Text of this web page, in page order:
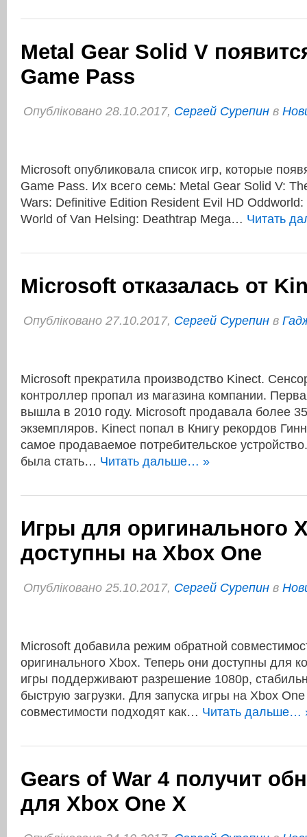
Metal Gear Solid V
Game Pass
Опубліковано 28.10.2017, Сергей Сурепин в
Microsoft опубликовала список игр, которые
Game Pass. Их всего семь: Metal Gear Solid V:
Wars: Definitive Edition Resident Evil HD Oddworld:
World of Van Helsing: Deathtrap Mega… Читать
Microsoft отказалась от
Опубліковано 27.10.2017, Сергей Сурепин в
Microsoft прекратила производство Kinect.
контроллер пропал из магазина компании.
вышла в 2010 году. Microsoft продавала более
экземпляров. Kinect попал в Книгу рекордов
самое продаваемое потребительское
была стать… Читать дальше… »
Игры для оригинального
доступны на Xbox One
Опубліковано 25.10.2017, Сергей Сурепин в
Microsoft добавила режим обратной
оригинального Xbox. Теперь они доступны для
игры поддерживают разрешение 1080p,
быструю загрузки. Для запуска игры на Xbox
совместимости подходят как… Читать дальше…
Gears of War 4 получит
для Xbox One X